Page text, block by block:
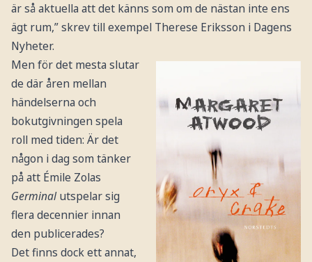
är så aktuella att det känns som om de nästan inte ens
ägt rum,” skrev till exempel Therese Eriksson i Dagens
Nyheter.
Men för det mesta slutar
de där åren mellan
händelserna och
bokutgivningen spela
roll med tiden: Är det
någon i dag som tänker
på att Émile Zolas
Germinalutspelar sig
flera decennier innan
den publicerades?
Det finns dock ett annat,